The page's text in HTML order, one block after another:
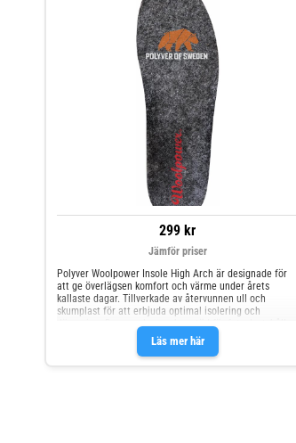
299 kr
Läs mer här
Jämför priser
Polyver Woolpower Insole High Arch är designade för
att ge överlägsen komfort och värme under årets
kallaste dagar. Tillverkade av återvunnen ull och
skumplast för att erbjuda optimal isolering och
fötterna torra och varma, och ger långvarig komfort
även vid tuffare vinterförhållanden. Specifikationer
Slitstarka iläggsulor Av återvunnen ull och återvunnen